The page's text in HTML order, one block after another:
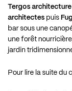
Tergos
architectes puis
bar sous une
une forêt
jardin
Pour lire la suite du